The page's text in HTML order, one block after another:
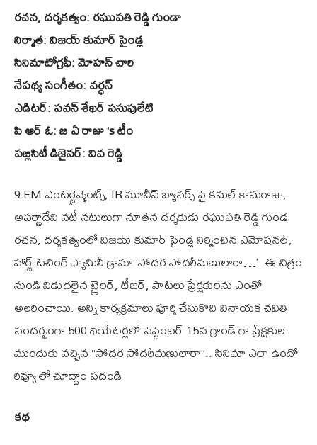
రచన, దర్శకత్వం: రఘుపతి రెడ్డి గుండా
నిర్మాత: విజయ్ కుమార్ పైండ్ల
సినిమాటోగ్రఫీ: మోహన్ చారి
నేపథ్య సంగీతం: వర్ధన్
ఎడిటర్: పవన్ శేఖర్ పసుపులేటి
పి ఆర్ ఓ: బి ఏ రాజు ‘s టీం
పబ్లిసిటీ డిజైనర్: వివ రెడ్డి
9 EM ఎంటర్టైన్మెంట్స్, IR మూవీస్ బ్యానర్స్ పై కమల్ కామరాజు,
అపర్ణాదేవి నటీ నటులుగా నూతన దర్శకుడు రఘుపతి రెడ్డి గుండ
రచన, దర్శకత్వంలో విజయ్ కుమార్ పైండ్ల నిర్మించిన ఎమోషనల్,
హార్ట్ టచింగ్ ఫ్యామిలీ డ్రామా ‘సోదర సోదరీమణులారా…’. ఈ చిత్రం
నుండి విడుదలైన ట్రైలర్, టీజర్, పాటలు ప్రేక్షకులను ఎంతో
అలరించాయి. అన్ని కార్యక్రమాలు పూర్తి చేసుకొని వినాయక చవితి
సందర్భంగా 500 థియేటర్లలో సెప్టెంబర్ 15న గ్రాండ్ గా ప్రేక్షకుల
ముందుకు వచ్చిన “సోదర సోదరీమణులారా”.. సినిమా ఎలా ఉందో
రివ్యూ లో చూద్దాం పదండి
కథ